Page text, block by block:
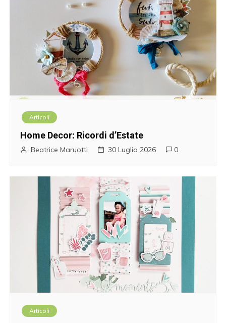
Articoli
Home Decor: Ricordi d’Estate
Beatrice Maruotti 30 Luglio 2026 0
Articoli